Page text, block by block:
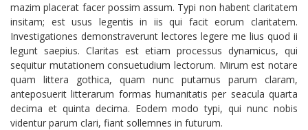
mazim placerat facer possim assum. Typi non habent claritatem
insitam; est usus legentis in iis qui facit eorum claritatem.
Investigationes demonstraverunt lectores legere me lius quod ii
legunt saepius. Claritas est etiam processus dynamicus, qui
sequitur mutationem consuetudium lectorum. Mirum est notare
quam littera gothica, quam nunc putamus parum claram,
anteposuerit litterarum formas humanitatis per seacula quarta
decima et quinta decima. Eodem modo typi, qui nunc nobis
videntur parum clari, fiant sollemnes in futurum.